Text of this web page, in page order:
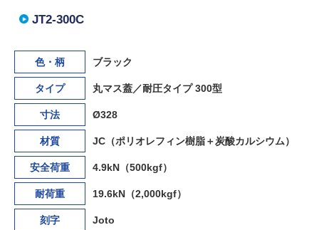
JT2-300C
色・柄 ブラック
タイプ 丸マス蓋／耐圧タイプ 300型
寸法 Ø328
材質 JC（ポリオレフィン樹脂＋炭酸カルシウム）
安全荷重 4.9kN（500kgf）
耐荷重 19.6kN（2,000kgf）
刻字 Joto